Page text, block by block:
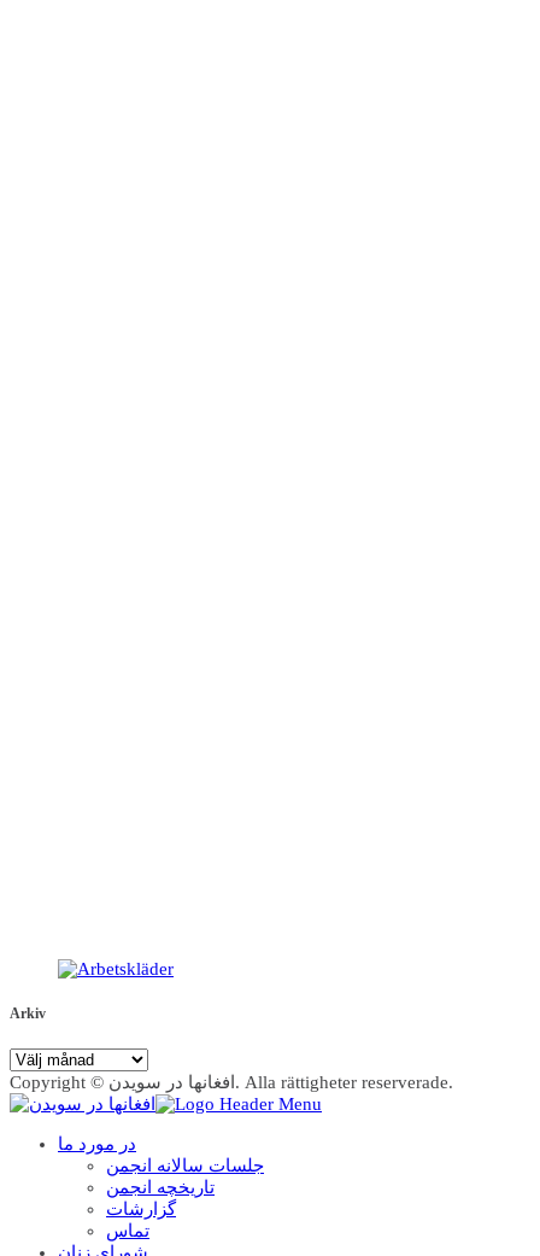
Arkiv
Arkiv
Copyright © افغانها در سویدن. Alla rättigheter reserverade.
در مورد ما
جلسات سالانه انجمن
تاریخچه انجمن
گزارشات
تماس